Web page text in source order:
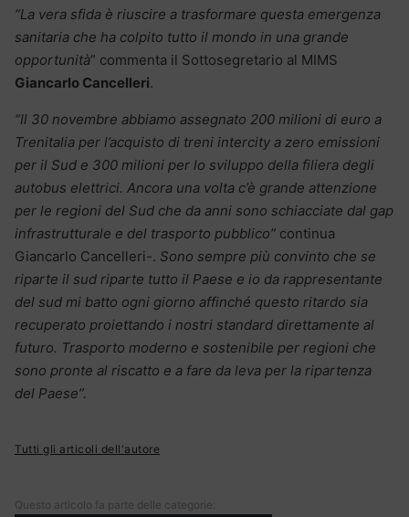
“La vera sfida è riuscire a trasformare questa emergenza
sanitaria che ha colpito tutto il mondo in una grande
opportunità” commenta il Sottosegretario al MIMS
Giancarlo Cancelleri.
“Il 30 novembre abbiamo assegnato 200 milioni di euro a
Trenitalia per l’acquisto di treni intercity a zero emissioni
per il Sud e 300 milioni per lo sviluppo della filiera degli
autobus elettrici. Ancora una volta c’è grande attenzione
per le regioni del Sud che da anni sono schiacciate dal gap
infrastrutturale e del trasporto pubblico” continua
Giancarlo Cancelleri-. Sono sempre più convinto che se
riparte il sud riparte tutto il Paese e io da rappresentante
del sud mi batto ogni giorno affinché questo ritardo sia
recuperato proiettando i nostri standard direttamente al
futuro. Trasporto moderno e sostenibile per regioni che
sono pronte al riscatto e a fare da leva per la ripartenza
del Paese”.
Tutti gli articoli dell'autore
Questo articolo fa parte delle categorie: